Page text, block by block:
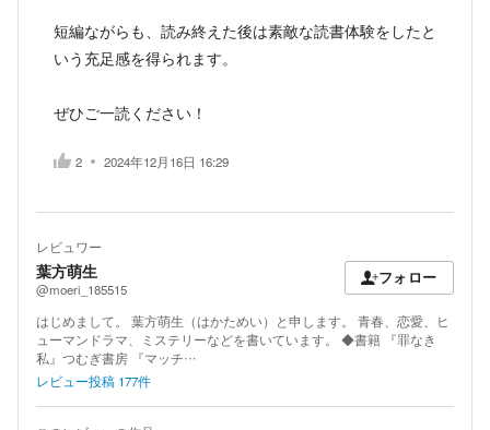
短編ながらも、読み終えた後は素敵な読書体験をしたと
いう充足感を得られます。
ぜひご一読ください！
2 2024年12月16日 16:29
レビュワー
葉方萌生
@moeri_185515
フォロー
はじめまして。 葉方萌生（はかためい）と申します。 青春、恋愛、ヒ
ューマンドラマ、ミステリーなどを書いています。 ◆書籍 『罪なき
私』つむぎ書房 『マッチ…
レビュー投稿 177件